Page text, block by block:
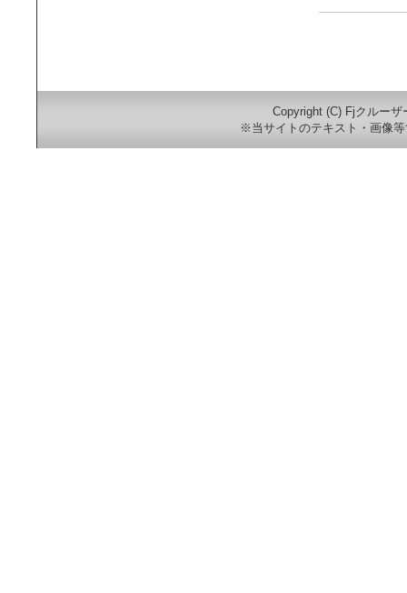
Copyright (C) Fjクルー
※当サイトのテキスト・画像